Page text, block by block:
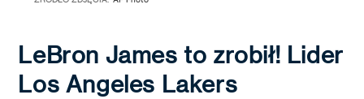
LeBron James to zrobił! Lider
Los Angeles Lakers